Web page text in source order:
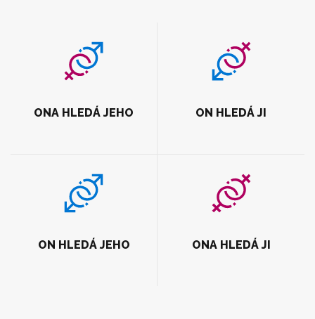
ONA HLEDÁ JEHO ON HLEDÁ JI
ON HLEDÁ JEHO ONA HLEDÁ JI